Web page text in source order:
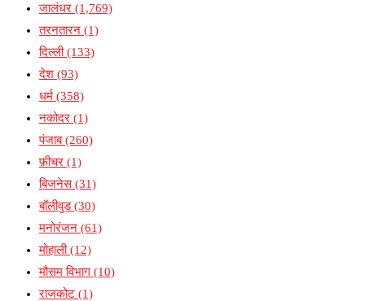
जालंधर (1,769)
तरनतारन (1)
दिल्ली(133)
देश (93)
धर्म (358)
नकोदर (1)
पंजाब(260)
फ़ीचर (1)
बिजनेस(31)
बॉलीवुड(30)
मनोरंजन (61)
मोहाली(12)
मौसम विभाग (10)
राजकोट (1)